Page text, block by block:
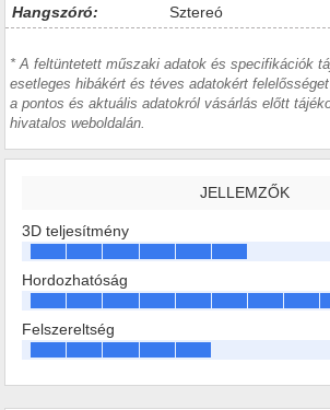
Hangszóró:
Sztereó
* A feltüntetett műszaki adatok és specifikációk
esetleges hibákért és téves adatokért
a pontos és aktuális adatokról vásárlás előtt
hivatalos weboldalán.
JELLEMZŐK
3D teljesítmény
Hordozhatóság
Felszereltség